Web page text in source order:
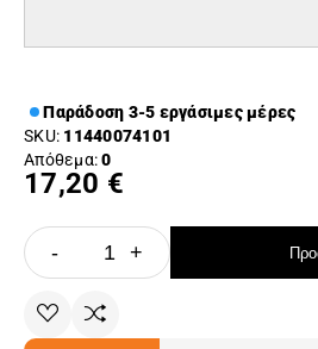
Παράδοση 3-5 εργάσιμες μέρες
SKU: 11440074101
Απόθεμα:0
17,20 €
- +